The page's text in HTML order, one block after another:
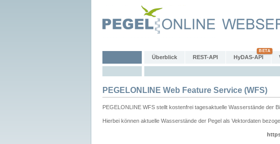
Überblick REST-API HyDAS-API
PEGELONLINE Web Feature Service (WFS)
PEGELONLINE WFS stellt kostenfrei tagesaktuelle Wasserstände der
Hierbei können aktuelle Wasserstände der Pegel als Vektordaten